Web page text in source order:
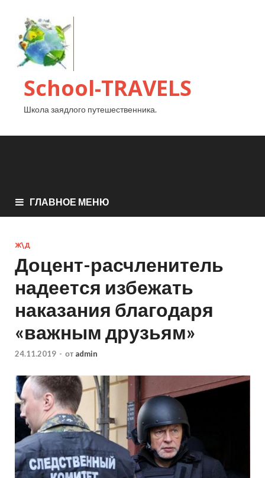
School-TRAVELS
Школа заядлого путешественника.
ГЛАВНОЕ МЕНЮ
Ж\Д
Доцент-расчленитель
надеется избежать
наказания благодаря
«важным друзьям»
24.11.2019 - от admin